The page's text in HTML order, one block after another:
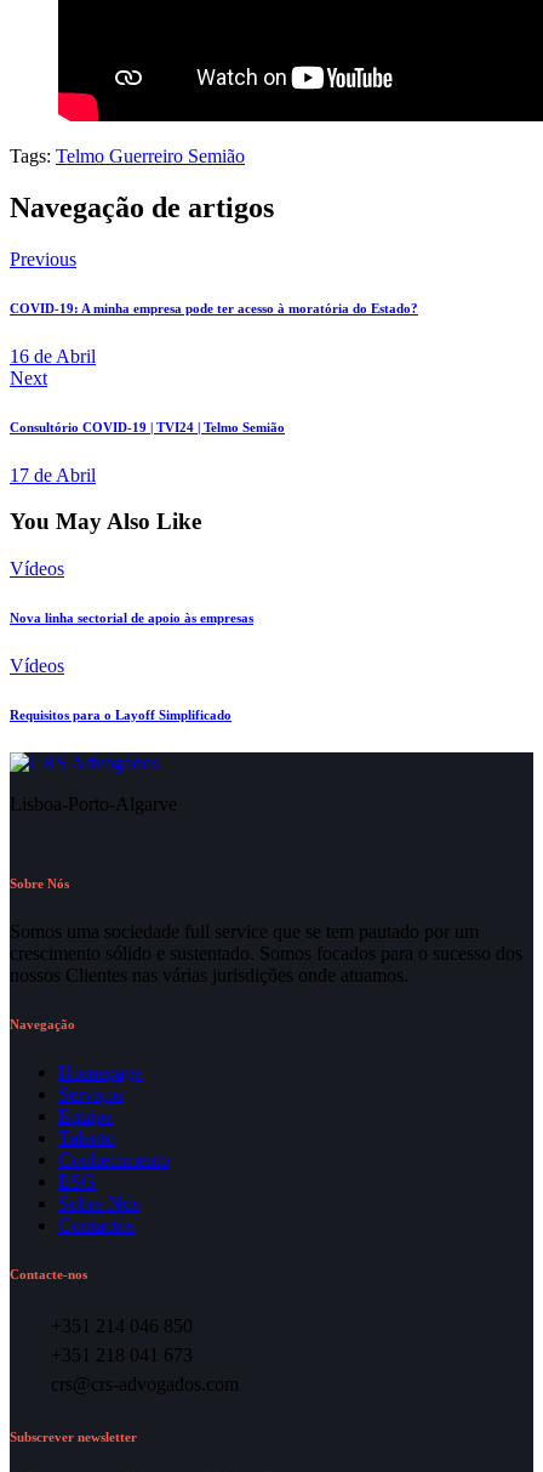
Tags: Telmo Guerreiro Semião
Navegação de artigos
Previous
COVID-19: A minha empresa pode ter acesso à moratória do Estado?
16 de Abril
Next
Consultório COVID-19 | TVI24 | Telmo Semião
17 de Abril
You May Also Like
Vídeos
Nova linha sectorial de apoio às empresas
Vídeos
Requisitos para o Layoff Simplificado
Lisboa-Porto-Algarve
Sobre Nós
Somos uma sociedade full service que se tem pautado por um
crescimento sólido e sustentado. Somos focados para o sucesso dos
nossos Clientes nas várias jurisdições onde atuamos.
Navegação
Homepage
Serviços
Equipa
Talento
Conhecimento
ESG
Sobre Nós
Contactos
Contacte-nos
+351 214 046 850
+351 218 041 673
crs@crs-advogados.com
Subscrever newsletter